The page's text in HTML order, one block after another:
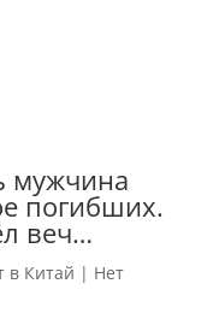
мужчина
погибших.
веч…
в Китай | Нет